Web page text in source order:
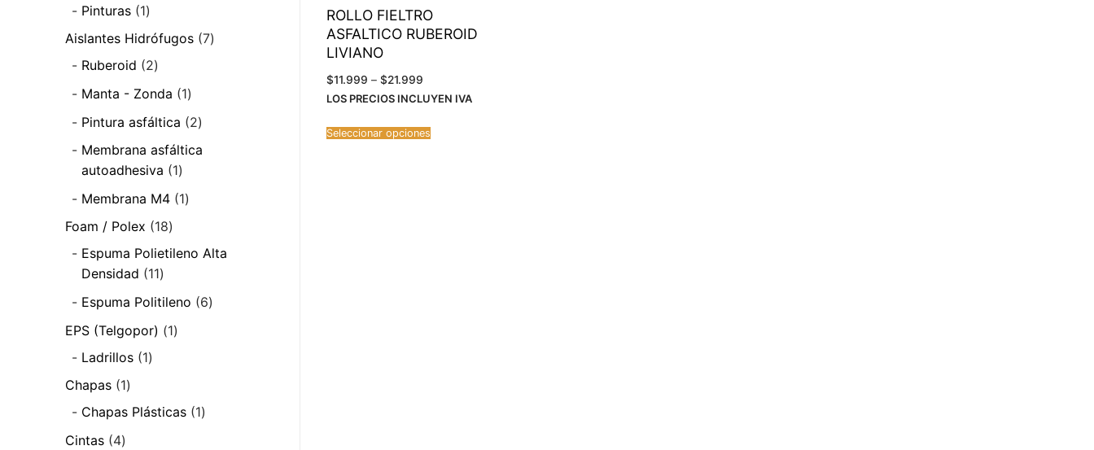
ROLLO FIELTRO
ASFALTICO RUBEROID
LIVIANO
$11.999 – $21.999
precios:
hasta
$21.999
LOS PRECIOS INCLUYEN IVA
Seleccionar opciones
Pinturas 11
producto
Aislantes Hidrófugos 77
Ruberoid 22
productos
Manta - Zonda 11
producto
Pintura asfáltica 22
Membrana asfáltica
autoadhesiva
11
producto
Membrana M4 11
Foam / Polex 1818
productos
Espuma Polietileno Alta
Densidad
1111
productos
Espuma Politileno 66
EPS (Telgopor) 11
Ladrillos 11
Chapas 11
producto
Chapas Plásticas 11
Cintas 44